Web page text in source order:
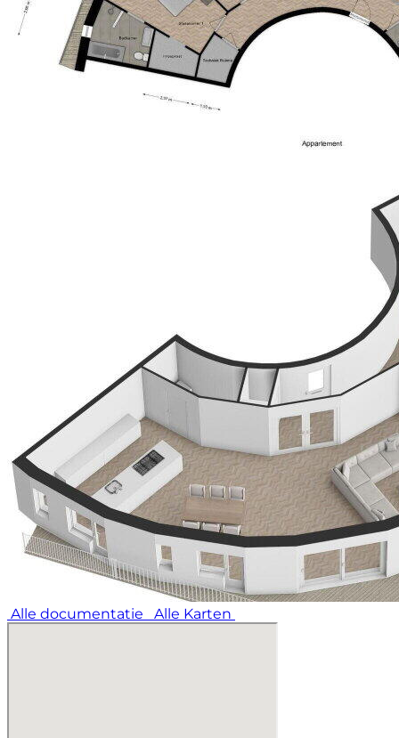
> Besichtig das Penthouse und du bist vernarrt!"
Alle documentatie Alle Karten